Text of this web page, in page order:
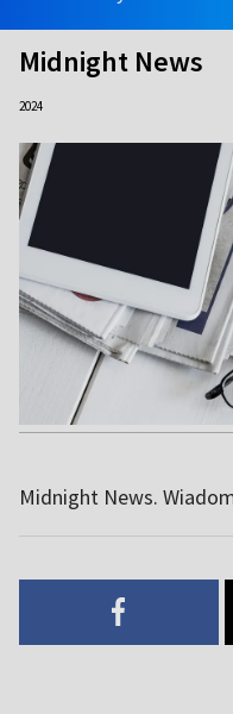
Midnight News
2024
Midnight News.